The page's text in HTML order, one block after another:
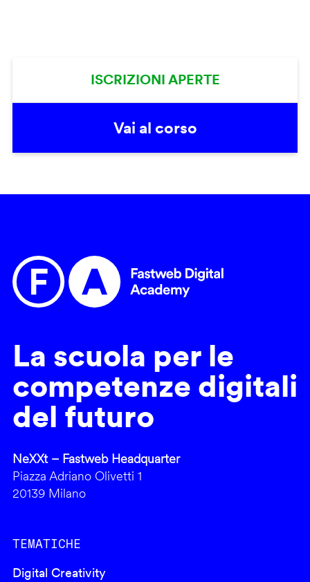
ISCRIZIONI APERTE
Vai al corso
La scuola per le
competenze digitali
del futuro
NeXXt – Fastweb Headquarter
Piazza Adriano Olivetti 1
20139 Milano
TEMATICHE
Digital Creativity